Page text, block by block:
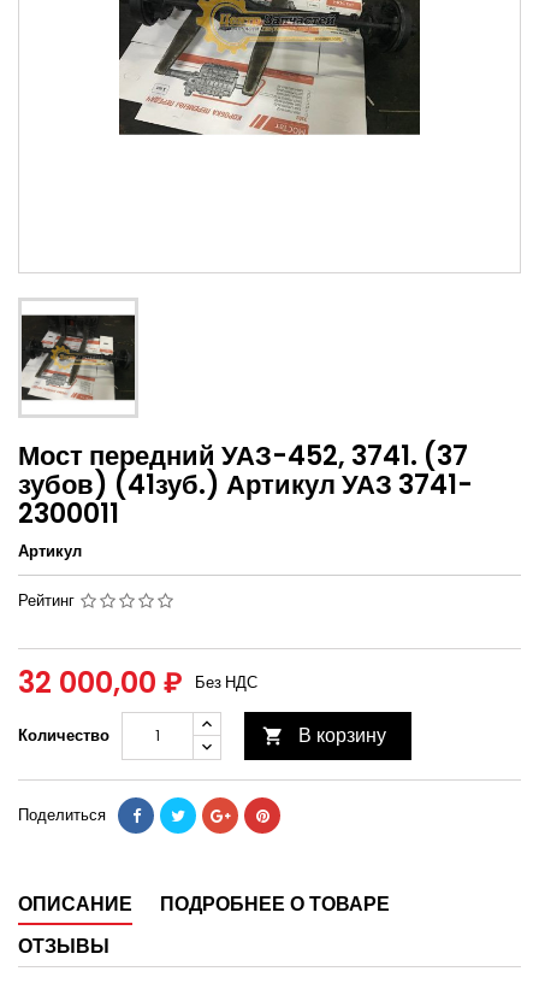
Мост передний УАЗ-452, 3741. (37
зубов) (41зуб.) Артикул УАЗ 3741-
2300011
Артикул
Рейтинг
32 000,00 ₽ Без НДС
Количество  В корзину
Поделиться
ОПИСАНИЕ
ПОДРОБНЕЕ О ТОВАРЕ
ОТЗЫВЫ